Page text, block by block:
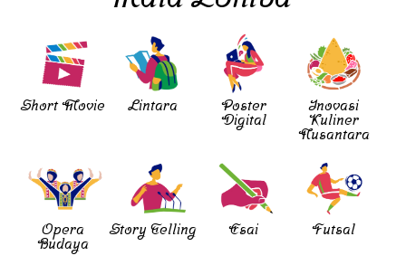
Short Movie Lintara
Poster
Digital
Inovasi
Kuliner
Nusantara
Opera
Budaya
Story Telling Esai Futsal